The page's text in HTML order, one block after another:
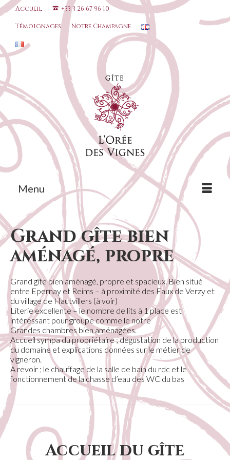
Accueil +33 3 26 67 96 10
Témoignages Notre Champagne
Menu
Grand gîte bien
aménagé, propre
Grand gîte bien aménagé, propre et spacieux. Bien situé
entre Epernay et Reims – à proximité des Faux de Verzy et
du village de Hautvillers (à voir)
Literie excellente – le nombre de lits à 1 place est
intéressant pour groupe comme le notre
Grandes chambres bien aménagées.
Accueil sympa du propriétaire ; dégustation de la production
du domaine et explications données sur le métier de
vigneron.
A revoir ; le chauffage de la salle de bain du rdc et le
fonctionnement de la chasse d’eau des WC du bas
Accueil du gîte